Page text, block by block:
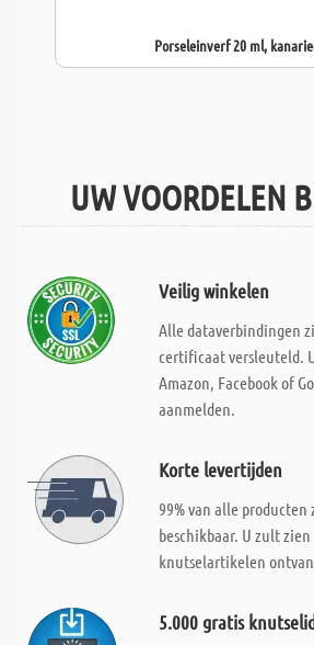
Porseleinverf 20 ml,
UW VOORDELEN
Veilig winkelen
Alle dataverbindingen
certificaat versleuteld.
Amazon, Facebook of
aanmelden.
Korte levertijden
99% van alle
beschikbaar. U zult
knutselartikelen
5.000 gratis